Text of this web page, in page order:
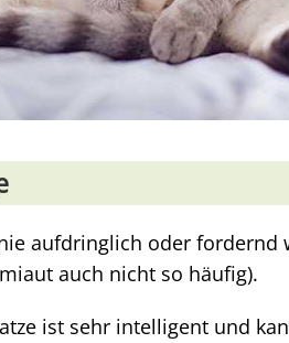
aufdringlich oder fordernd
auch nicht so häufig).
ist sehr intelligent und